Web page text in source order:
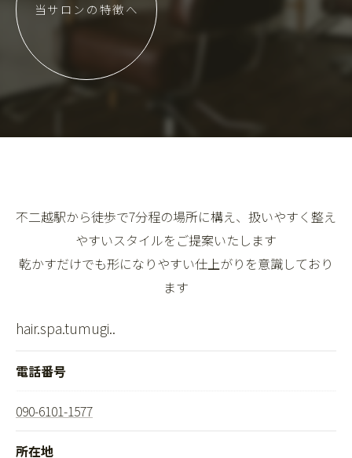
当サロンの特徴へ
不二越駅から徒歩で7分程の場所に構え、扱いやすく整え
やすいスタイルをご提案いたします
乾かすだけでも形になりやすい仕上がりを意識しており
ます
hair.spa.tumugi..
電話番号
090-6101-1577
所在地